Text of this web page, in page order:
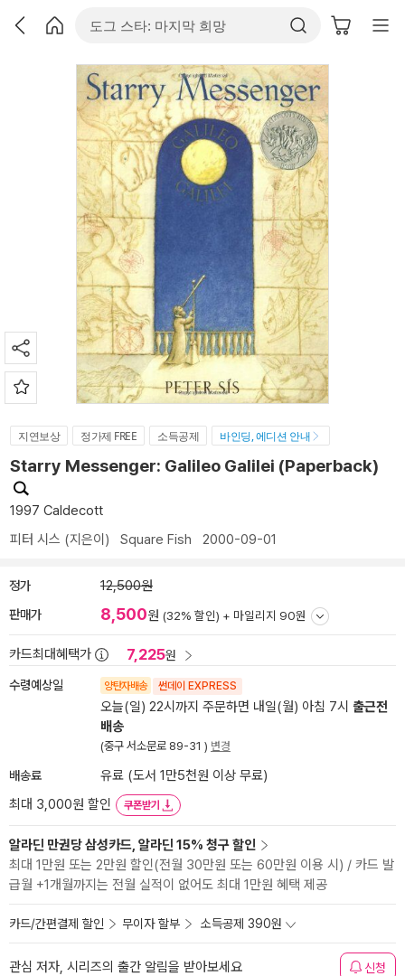
지연보상 정가제 FREE 소득공제 바인딩, 에디션 안내
Starry Messenger: Galileo Galilei (Paperback)
1997 Caldecott
피터 시스 (지은이) Square Fish 2000-09-01
정가 12,500원
판매가 8,500원 (32% 할인) + 마일리지 90원
카드최대혜택가 7,225원
수령예상일 양탄자배송 썬데이 EXPRESS
오늘(일) 22시까지 주문하면 내일(월) 아침 7시 출근전
배송
(중구 서소문로 89-31 ) 변경
배송료
유료 (도서 1만5천원 이상 무료)
최대 3,000원 할인
쿠폰받기
알라딘 만권당 삼성카드, 알라딘 15% 청구 할인
최대 1만원 또는 2만원 할인(전월 30만원 또는 60만원 이용 시) / 카드 발
급월 +1개월까지는 전월 실적이 없어도 최대 1만원 혜택 제공
카드/간편결제 할인 무이자 할부 소득공제 390원
관심 저자, 시리즈의 출간 알림을 받아보세요 신청